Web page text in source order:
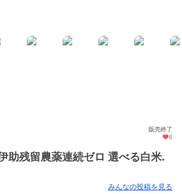
販売終了
8
助残留農薬連続ゼロ 選べる白米.
みんなの投稿を見る